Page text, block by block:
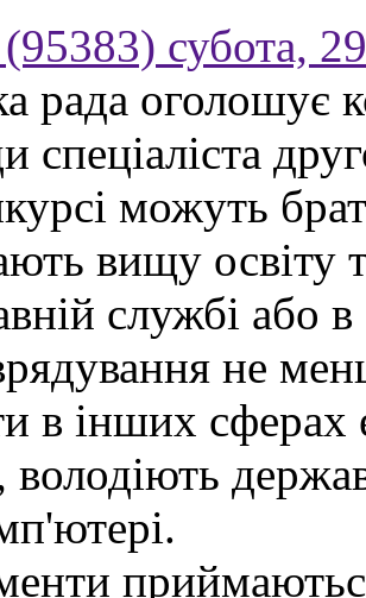
субота,
рада оголошує
спеціаліста
можуть
вищу освіту
службі або
не
в інших
володіють